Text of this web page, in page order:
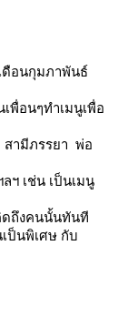
ดือนกุมภาพันธ์
เพื่อนๆทำเมนูเพื่อ
สามีภรรยา พ่อ
ฯ เช่น เป็นเมนู
ดถึงคนนั้นทันที
ป็นพิเศษ กับ